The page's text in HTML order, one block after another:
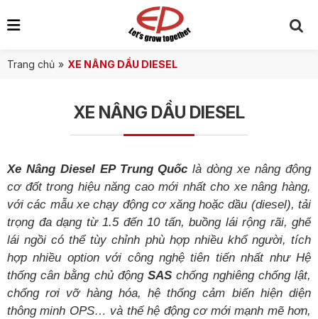
Trang chủ » XE NÂNG DẦU DIESEL
XE NÂNG DẦU DIESEL
Xe Nâng Diesel EP Trung Quốc là dòng xe nâng động
cơ đốt trong hiệu năng cao mới nhất cho xe nâng hàng,
với các mẫu xe chạy động cơ xăng hoặc dầu (diesel), tải
trọng đa dạng từ 1.5 đến 10 tấn, buồng lái rộng rãi, ghế
lái ngồi có thể tùy chỉnh phù hợp nhiều khổ người, tích
hợp nhiều option với côngnghệ tiên tiến nhất như Hệ
thống cân bằng chủ độngSASchống nghiêng chống lật,
chống rơi vỡ hàng hóa, hệ thống cảm biến hiện diện
thông minh OPS… và thế hệ động cơ mới mạnh mẽ hơn,